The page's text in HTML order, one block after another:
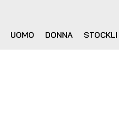
UOMO DONNA STOCKLI